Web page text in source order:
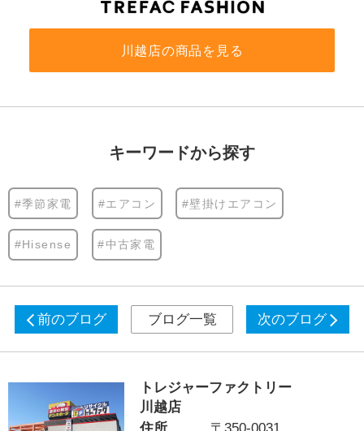
川越店の商品を見る
キーワードから探す
#季節家電 #エアコン #壁掛けエアコン
#Hisense #中古家電
前のブログ ブログ一覧 次のブログ
トレジャーファクトリー
川越店